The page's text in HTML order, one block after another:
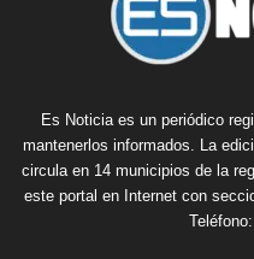
Es Noticia es un periódico
mantenerlos informados. La
circula en 14 municipios de la
este portal en Internet con